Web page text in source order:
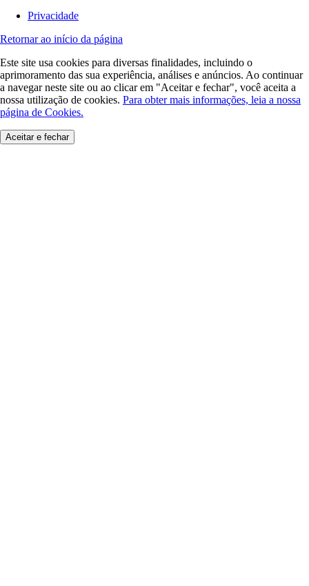
Privacidade
Retornar ao início da página
Este site usa cookies para diversas finalidades, incluindo o
aprimoramento das sua experiência, análises e anúncios. Ao continuar
a navegar neste site ou ao clicar em "Aceitar e fechar", você aceita a
nossa utilização de cookies. Para obter mais informações, leia a nossa
página de Cookies.
Aceitar e fechar